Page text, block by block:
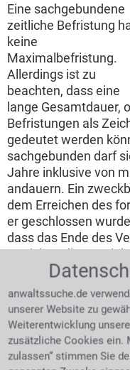
Eine sachgebundene
zeitliche Befristung
keine
Maximalbefristung.
Allerdings ist zu
beachten, dass eine
lange Gesamtdauer,
Befristungen als
gedeutet werden
sachgebunden darf
Jahre inklusive von
andauern. Ein
dem Erreichen des
er geschlossen
dass das Ende des
Erreichen dieses
Oft wandeln sich
Versehen in
Vertragsparteien
Vertrag nach
oder des Gehalts als
Befristung ist
anwaltssuche.de
unserer Website zu
Weiterentwicklung
zusätzliche Cookies ein.
zulassen“ stimmen Sie